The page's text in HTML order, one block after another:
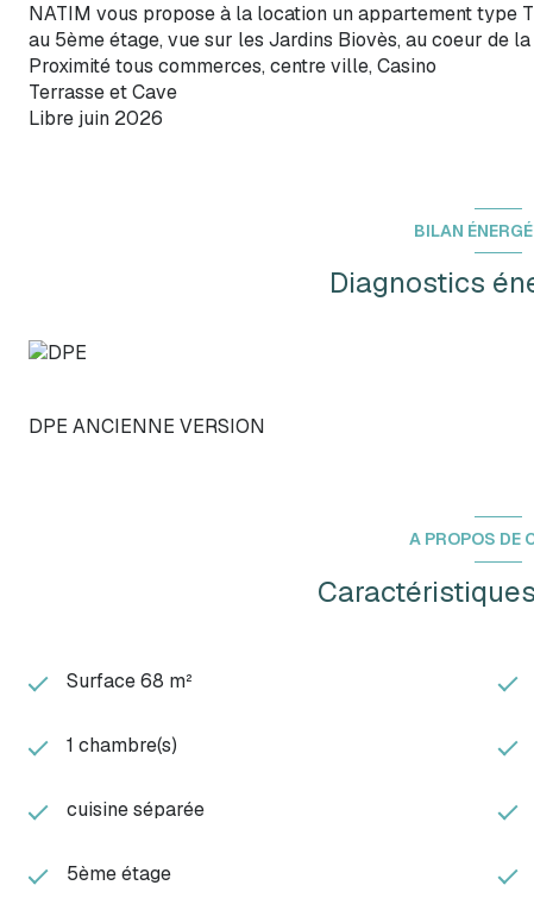
NATIM vous propose à la location un appartement type
au 5ème étage, vue sur les Jardins Biovès, au coeur de
Proximité tous commerces, centre ville, Casino
Terrasse et Cave
Libre juin 2026
BILAN
Diagnostics
DPE ANCIENNE VERSION
A PROPOS DE
Surface 68 m²
1 chambre(s)
cuisine séparée
5ème étage